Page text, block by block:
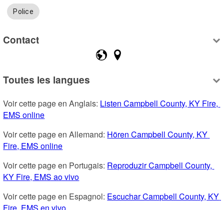
Police
Contact
Toutes les langues
Voir cette page en Anglais: Listen Campbell County, KY Fire,
EMS online
Voir cette page en Allemand: Hören Campbell County, KY
Fire, EMS online
Voir cette page en Portugais: Reproduzir Campbell County,
KY Fire, EMS ao vivo
Voir cette page en Espagnol: Escuchar Campbell County, KY
Fire, EMS en vivo